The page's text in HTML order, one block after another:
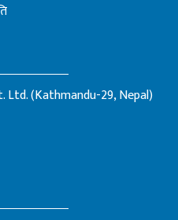
(Kathmandu-29, Nepal)